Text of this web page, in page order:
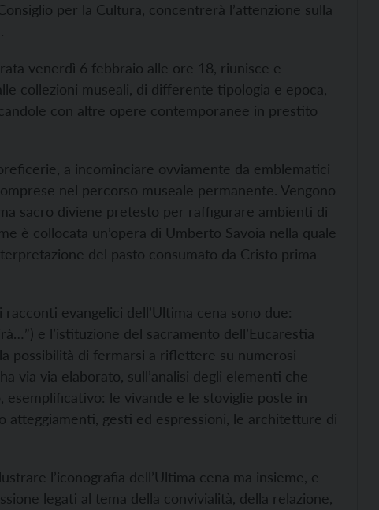
per la Cultura, concentrerà l’attenzione sulla
venerdì 6 febbraio alle ore 18, riunisce e
collezioni museali, di differente tipologia e epoca,
con altre opere contemporanee in prestito
a incominciare ovviamente da emblematici
nel percorso museale permanente. Vengono
sacro diviene pretesto per raffigurare ambienti di
è collocata un’opera di Umberto Savoia nella quale
del pasto consumato da Cristo prima
evangelici dell’Ultima cena sono due:
e l’istituzione del sacramento dell’Eucarestia
possibilità di fermarsi a riflettere su numerosi
via via elaborato, sull’analisi degli elementi che
le vivande e le stoviglie poste in
gesti ed espressioni, le architetture di
l’iconografia dell’Ultima cena ma insieme, e
legati al tema della convivialità, della relazione,